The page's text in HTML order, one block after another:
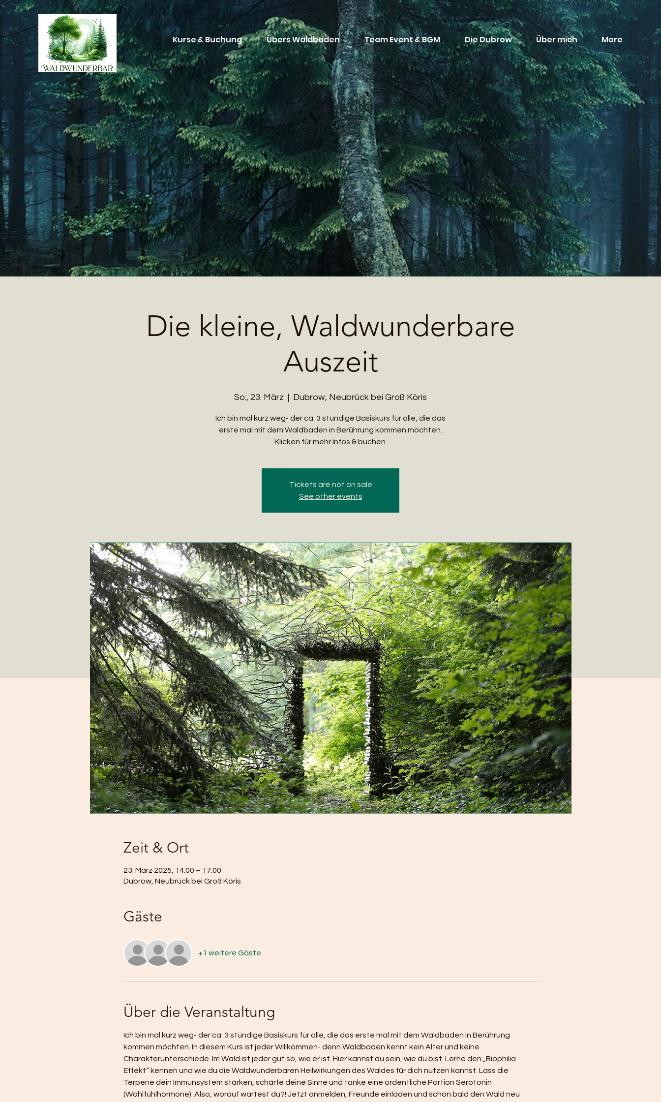
Kurse & Buchung Übers Waldbaden Team Event & BGM Die Dubrow Über mich More
Die kleine, Waldwunderbare
Auszeit
So., 23. März
  |
Dubrow, Neubrück bei Groß Köris
Ich bin mal kurz weg- der ca. 3 stündige Basiskurs für alle, die das
erste mal mit dem Waldbaden in Berührung kommen möchten.
Klicken für mehr Infos & buchen.
Tickets are not on sale
See other events
Zeit & Ort
23. März 2025, 14:00 – 17:00
Dubrow, Neubrück bei Groß Köris
Gäste
+1 weitere Gäste
Über die Veranstaltung
Ich bin mal kurz weg- der ca. 3 stündige Basiskurs für alle, die das erste mal mit dem Waldbaden in Berührung
kommen möchten. In diesem Kurs ist jeder Willkommen- denn Waldbaden kennt kein Alter und keine
Charakterunterschiede. Im Wald ist jeder gut so, wie er ist. Hier kannst du sein, wie du bist. Lerne den „Biophilia
Effekt“ kennen und wie du die Waldwunderbaren Heilwirkungen des Waldes für dich nutzen kannst. Lass die
Terpene dein Immunsystem stärken, schärfe deine Sinne und tanke eine ordentliche Portion Serotonin
(Wohlfühlhormone). Also, worauf wartest du?! Jetzt anmelden, Freunde einladen und schon bald den Wald neu